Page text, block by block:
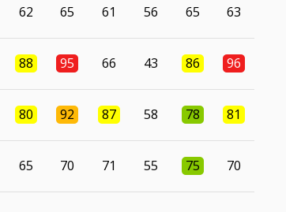
62 65 61 56 65 63
88 95 66 43 86 96
80 92 87 58 78 81
65 70 71 55 75 70